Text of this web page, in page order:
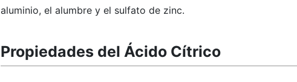
aluminio, el alumbre y el sulfato de zinc.
Propiedades del Ácido Cítrico